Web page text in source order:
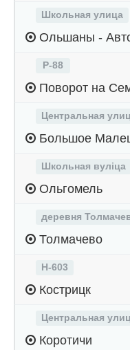
Школьная улица
Ольшаны -
Р-88
Поворот на
Центральная
Большое
Школьная вуліца
Ольгомель
деревня
Толмачево
Н-603
Кострицк
Центральная
Коротичи